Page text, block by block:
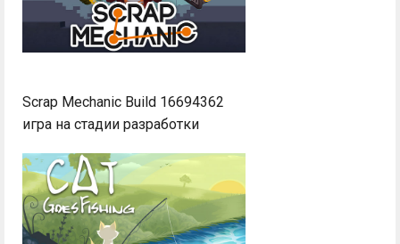
Scrap Mechanic Build 16694362
игра на стадии разработки